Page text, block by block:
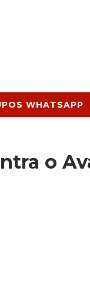
WHATSAPP
o